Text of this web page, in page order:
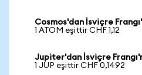
Cosmos'dan İsviçre
1 ATOM eşittir CHF 1,12
Jupiter'dan İsviçre
1 JUP eşittir CHF 0,1492